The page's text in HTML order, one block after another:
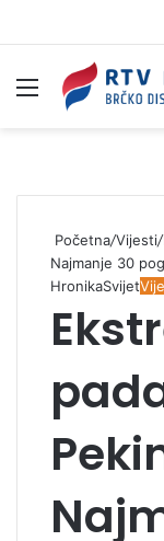
Izbornik
Početna/Vijesti/
Najmanje 30
HronikaSvijet